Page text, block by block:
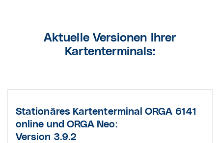
Aktuelle Versionen Ihrer
Kartenterminals:
Stationäres Kartenterminal ORGA 6141
online und ORGA Neo:
Version 3.9.2